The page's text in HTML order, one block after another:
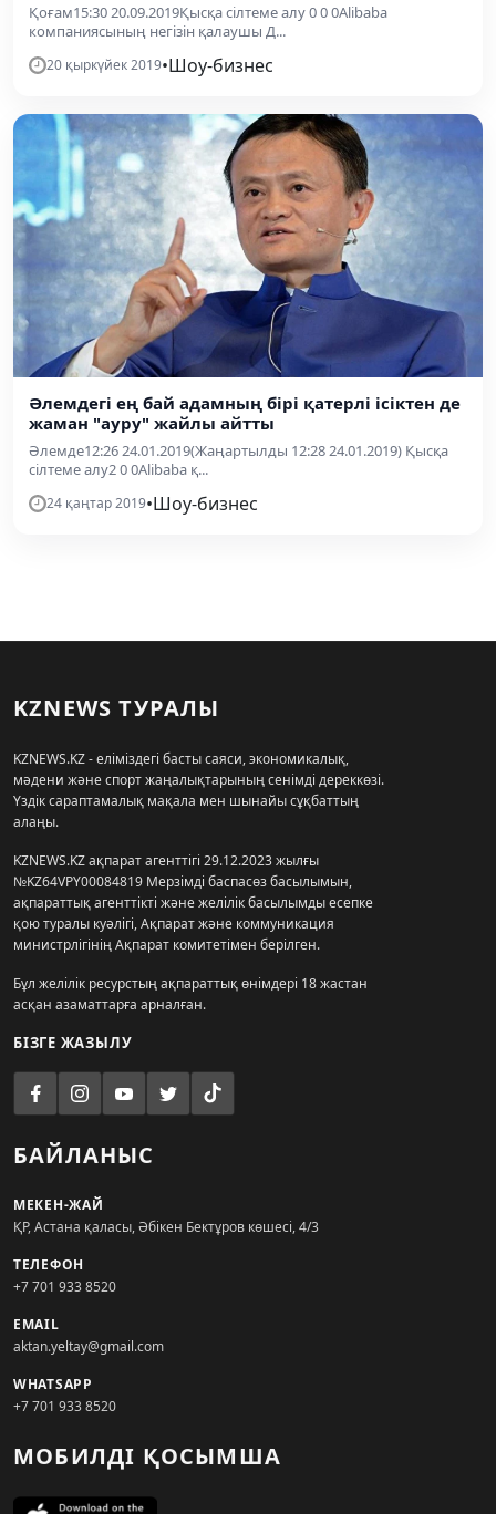
Қоғам15:30 20.09.2019Қысқа сілтеме алу 0 0 0Alibaba
компаниясының негізін қалаушы Д...
20 қыркүйек 2019•Шоу-бизнес
Әлемдегі ең бай адамның бірі қатерлі ісіктен де
жаман "ауру" жайлы айтты
Әлемде12:26 24.01.2019(Жаңартылды 12:28 24.01.2019) Қысқа
сілтеме алу2 0 0Alibaba қ...
24 қаңтар 2019•Шоу-бизнес
KZNEWS ТУРАЛЫ
KZNEWS.KZ - еліміздегі басты саяси, экономикалық,
мәдени және спорт жаңалықтарының сенімді дереккөзі.
Үздік сараптамалық мақала мен шынайы сұқбаттың
алаңы.
KZNEWS.KZ ақпарат агенттігі 29.12.2023 жылғы
№KZ64VPY00084819 Мерзімді баспасөз басылымын,
ақпараттық агенттікті және желілік басылымды есепке
қою туралы куәлігі, Ақпарат және коммуникация
министрлігінің Ақпарат комитетімен берілген.
Бұл желілік ресурстың ақпараттық өнімдері 18 жастан
асқан азаматтарға арналған.
БІЗГЕ ЖАЗЫЛУ
БАЙЛАНЫС
МЕКЕН-ЖАЙ
ҚР, Астана қаласы, Әбікен Бектұров көшесі, 4/3
ТЕЛЕФОН
+7 701 933 8520
EMAIL
aktan.yeltay@gmail.com
WHATSAPP
+7 701 933 8520
МОБИЛДІ ҚОСЫМША